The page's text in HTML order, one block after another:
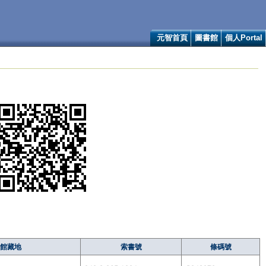
元智首頁 圖書館 個人Portal
館藏地 索書號 條碼號